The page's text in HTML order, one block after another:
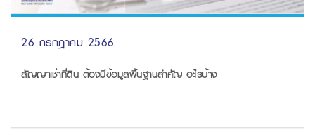
26 กรกฎาคม 2566
สัญญาเช่าที่ดิน ต้องมีข้อมูลพื้นฐานสำคัญ อะไรบ้าง